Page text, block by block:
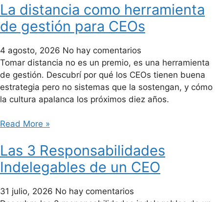
La distancia como herramienta
de gestión para CEOs
4 agosto, 2026 No hay comentarios
Tomar distancia no es un premio, es una herramienta
de gestión. Descubrí por qué los CEOs tienen buena
estrategia pero no sistemas que la sostengan, y cómo
la cultura apalanca los próximos diez años.
Read More »
Las 3 Responsabilidades
Indelegables de un CEO
31 julio, 2026 No hay comentarios